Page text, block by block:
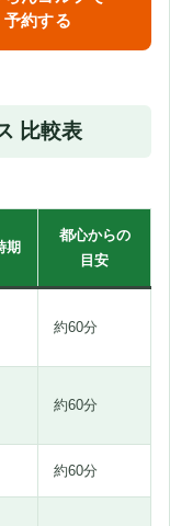
予約する
比較表
期
都心からの
目安
約60分
約60分
約60分